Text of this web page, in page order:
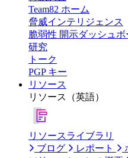
Team82 ホーム
脅威インテリジェンス
脆弱性 開示ダッシュボ
研究
トーク
PGP キー
リソース
リソース（英語）
リソースライブラリ
ブログ
レポート